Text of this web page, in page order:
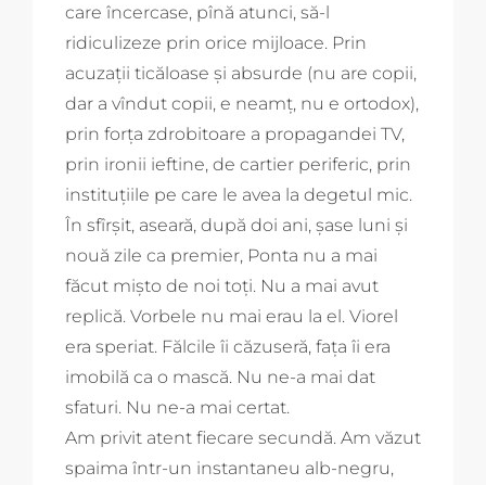
care încercase, pînă atunci, să-l
ridiculizeze prin orice mijloace. Prin
acuzații ticăloase și absurde (nu are copii,
dar a vîndut copii, e neamț, nu e ortodox),
prin forța zdrobitoare a propagandei TV,
prin ironii ieftine, de cartier periferic, prin
instituțiile pe care le avea la degetul mic.
În sfîrșit, aseară, după doi ani, șase luni și
nouă zile ca premier, Ponta nu a mai
făcut mișto de noi toți. Nu a mai avut
replică. Vorbele nu mai erau la el. Viorel
era speriat. Fălcile îi căzuseră, fața îi era
imobilă ca o mască. Nu ne-a mai dat
sfaturi. Nu ne-a mai certat.
Am privit atent fiecare secundă. Am văzut
spaima într-un instantaneu alb-negru,